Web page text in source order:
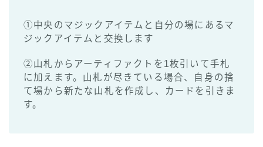
①中央のマジックアイテムと自分の場にあるマ
ジックアイテムと交換します
②山札からアーティファクトを1枚引いて手札
に加えます。山札が尽きている場合、自身の捨
て場から新たな山札を作成し、カードを引きま
す。